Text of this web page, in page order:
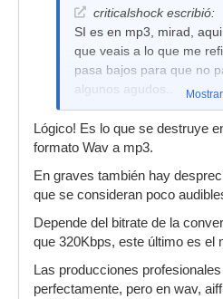
criticalshock escribió:
SI es en mp3, mirad,
que veais a lo que me
pasa bajos para que no
algunos agudos..
Lógico! Es lo que se destruye
formato Wav a mp3.
En graves también hay
que se consideran poco
Depende del bitrate de la
que 320Kbps, este último es el
Las producciones
perfectamente, pero en wav,